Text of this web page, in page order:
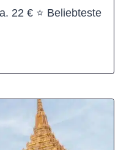
22 € ⭐ Beliebteste